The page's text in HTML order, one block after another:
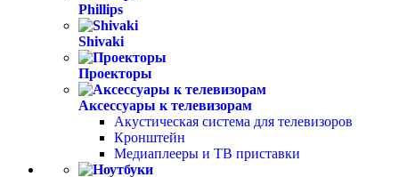
Phillips
Shivaki
Проекторы
Аксессуары к телевизорам
Акустическая система для телевизоров
Кронштейн
Медиаплееры и ТВ приставки